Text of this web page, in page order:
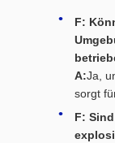
F:
A:Ja,
sorgt
F: